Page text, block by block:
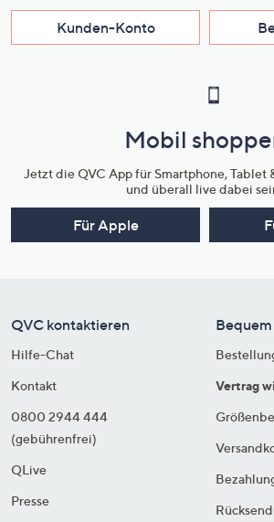
Kunden-Konto
Mobil
Jetzt die QVC App für Smartphone, Tablet
und überall live dabei
Für Apple
QVC kontaktieren
Hilfe-Chat
Kontakt
0800 2944 444
(gebührenfrei)
QLive
Presse
Vertrag